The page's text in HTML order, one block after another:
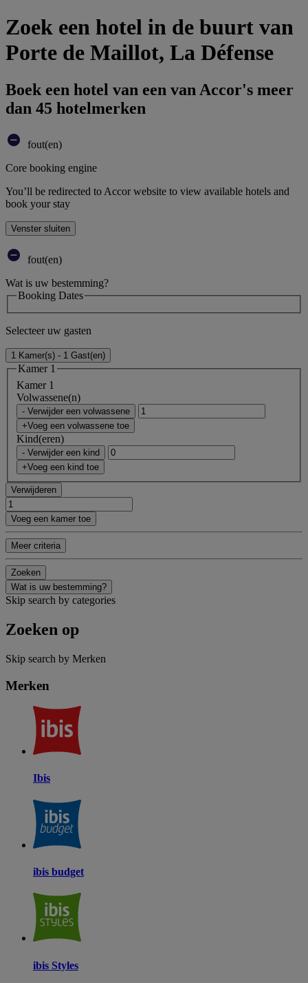
Zoek een hotel in de buurt van
Porte de Maillot, La Défense
Boek een hotel van een van Accor's meer
dan 45 hotelmerken
fout(en)
Core booking engine
You’ll be redirected to Accor website to view available hotels and
book your stay
Venster sluiten
fout(en)
Wat is uw bestemming?
Booking Dates
Selecteer uw gasten
1 Kamer(s) - 1 Gast(en)
Kamer 1
Kamer 1
Volwassene(n)
- Verwijder een volwassene
+Voeg een volwassene toe
Kind(eren)
- Verwijder een kind
+Voeg een kind toe
Verwijderen
Voeg een kamer toe
Meer criteria
Zoeken
Wat is uw bestemming?
Skip search by categories
Zoeken op
Skip search by Merken
Merken
Ibis
ibis budget
ibis Styles